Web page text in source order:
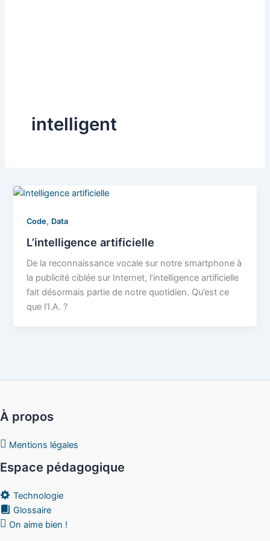
intelligent
Code, Data
L’intelligence artificielle
De la reconnaissance vocale sur notre smartphone à
la publicité ciblée sur Internet, l’intelligence artificielle
fait désormais partie de notre quotidien. Qu’est ce
que l’I.A. ?
À propos
Mentions légales
Espace pédagogique
Technologie
Glossaire
On aime bien !